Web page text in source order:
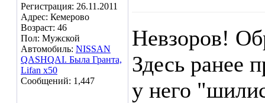
Регистрация: 26.11.2011
Адрес: Кемерово
Возраст: 46
Пол: Мужской
Автомобиль: NISSAN
QASHQAI. Была Гранта,
Lifan x50
Сообщений: 1,447
Невзоров!
Здесь ранее
у него